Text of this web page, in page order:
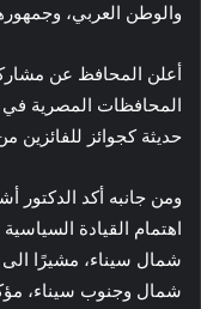
والوطن العربي،
حديثة كجوائز للفائزين
ومن جانبه أكد
اهتمام القيادة
شمال سيناء، مشيرًا
شمال وجنوب سيناء،